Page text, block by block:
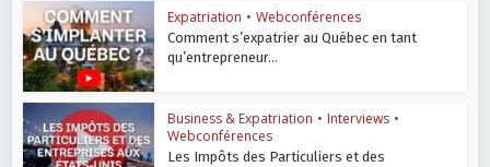
Expatriation • Webconférences
Comment s’expatrier au Québec en tant
qu’entrepreneur...
Business & Expatriation • Interviews •
Webconférences
Les Impôts des Particuliers et des